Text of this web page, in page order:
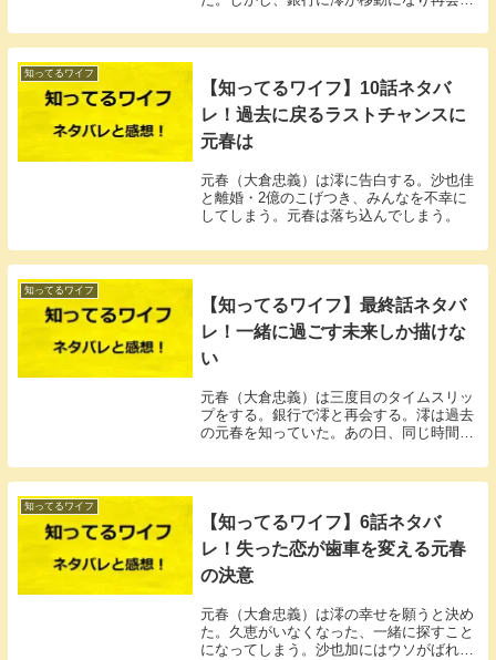
知ってるワイフ
【知ってるワイフ】10話ネタバ
レ！過去に戻るラストチャンスに
元春は
元春（大倉忠義）は澪に告白する。沙也佳
と離婚・2億のこげつき、みんなを不幸に
してしまう。元春は落ち込んでしまう。
知ってるワイフ
【知ってるワイフ】最終話ネタバ
レ！一緒に過ごす未来しか描けな
い
元春（大倉忠義）は三度目のタイムスリッ
プをする。銀行で澪と再会する。澪は過去
の元春を知っていた。あの日、同じ時間に
知ってるワイフ
【知ってるワイフ】6話ネタバ
レ！失った恋が歯車を変える元春
の決意
元春（大倉忠義）は澪の幸せを願うと決め
た。久恵がいなくなった、一緒に探すこと
になってしまう。沙也加にはウソがばれて